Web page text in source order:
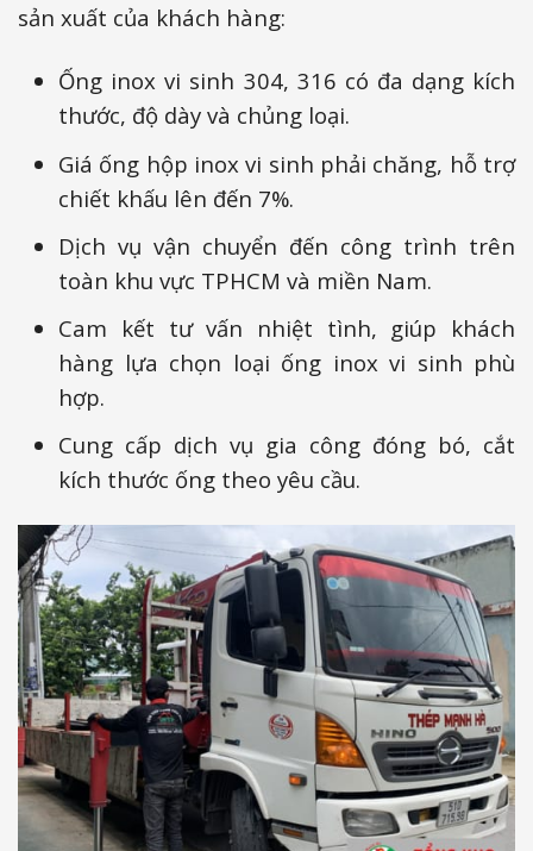
sản xuất của khách hàng:
Ống inox vi sinh 304, 316 có đa dạng kích
thước, độ dày và chủng loại.
Giá ống hộp inox vi sinh phải chăng, hỗ trợ
chiết khấu lên đến 7%.
Dịch vụ vận chuyển đến công trình trên
toàn khu vực TPHCM và miền Nam.
Cam kết tư vấn nhiệt tình, giúp khách
hàng lựa chọn loại ống inox vi sinh phù
hợp.
Cung cấp dịch vụ gia công đóng bó, cắt
kích thước ống theo yêu cầu.